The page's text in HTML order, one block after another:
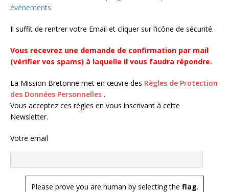
événements.
Il suffit de rentrer votre Email et cliquer sur l’icône de sécurité.
Vous recevrez une demande de confirmation par mail
(vérifier vos spams) à laquelle il vous faudra répondre.
La Mission Bretonne met en œuvre des Règles de Protection
des Données Personnelles .
Vous acceptez ces règles en vous inscrivant à cette
Newsletter.
Votre email
Please prove you are human by selecting the flag.